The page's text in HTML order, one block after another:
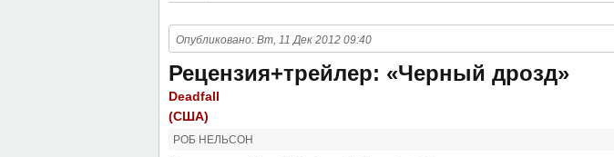
Опубликовано: Вт, 11 Дек 2012 09:40
Рецензия+трейлер: «Черный дрозд»
Deadfall
(США)
РОБ НЕЛЬСОН